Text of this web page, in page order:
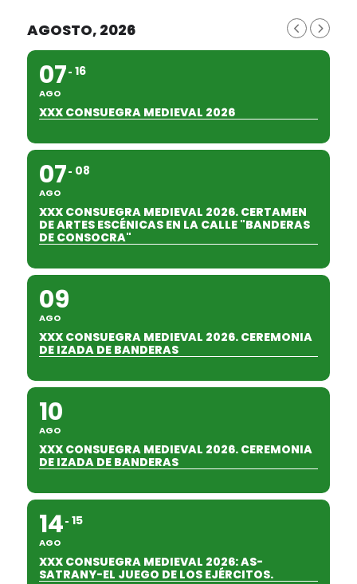
AGOSTO, 2026
07
AGO
16
XXX CONSUEGRA MEDIEVAL 2026
07
AGO
08
XXX CONSUEGRA MEDIEVAL 2026. CERTAMEN
DE ARTES ESCÉNICAS EN LA CALLE "BANDERAS
DE CONSOCRA"
09
AGO
XXX CONSUEGRA MEDIEVAL 2026. CEREMONIA
DE IZADA DE BANDERAS
10
AGO
XXX CONSUEGRA MEDIEVAL 2026. CEREMONIA
DE IZADA DE BANDERAS
14
AGO
15
XXX CONSUEGRA MEDIEVAL 2026: AS-
SATRANY-EL JUEGO DE LOS EJÉRCITOS.